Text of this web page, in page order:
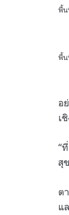
พื้น
พื้น
อ
เ
“
สุ
ต
แ